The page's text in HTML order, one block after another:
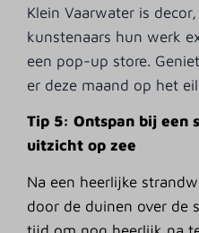
Klein Vaarwater is
kunstenaars hun werk
een pop-up store.
er deze maand op het
Tip 5: Ontspan bij een
uitzicht op zee
Na een heerlijke
door de duinen over de